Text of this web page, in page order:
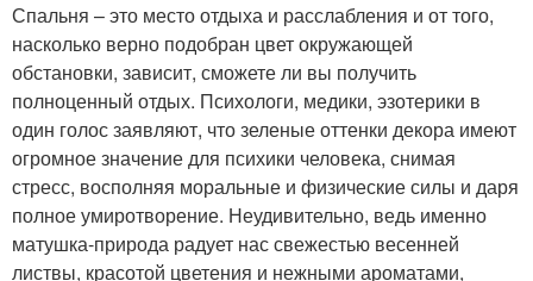
Спальня – это место отдыха и расслабления и от того,
насколько верно подобран цвет окружающей
обстановки, зависит, сможете ли вы получить
полноценный отдых. Психологи, медики, эзотерики в
один голос заявляют, что зеленые оттенки декора имеют
огромное значение для психики человека, снимая
стресс, восполняя моральные и физические силы и даря
полное умиротворение. Неудивительно, ведь именно
матушка-природа радует нас свежестью весенней
листвы, красотой цветения и нежными ароматами,